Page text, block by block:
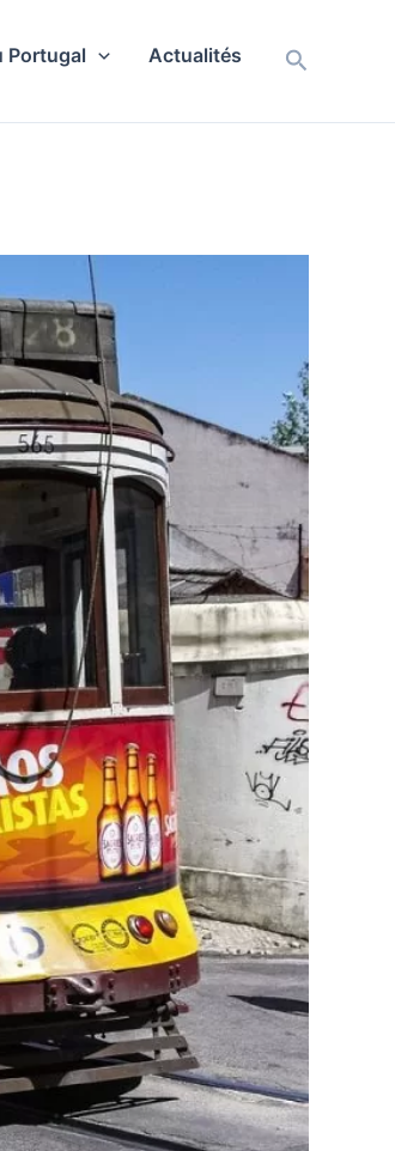
Portugal Actualités